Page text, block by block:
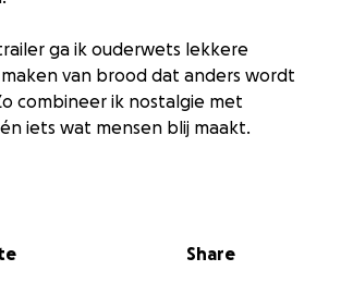
ga ik ouderwets lekkere
van brood dat anders wordt
combineer ik nostalgie met
iets wat mensen blij maakt.
de recepten zijn getest, en ik sta
Share